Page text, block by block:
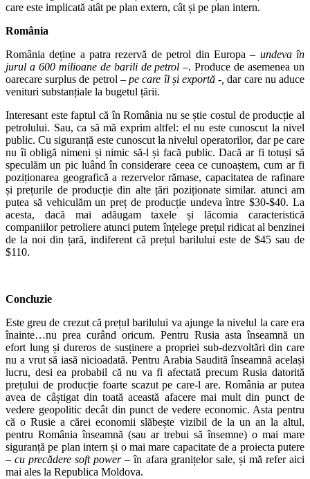
care este implicată atât pe plan extern, cât și pe plan intern.
România
România deține a patra rezervă de petrol din Europa– undeva în
jurul a 600 milioane de barili de petrol –. Produce de asemenea un
oarecare surplus de petrol – pe care îl și exportă -, dar care nu aduce
venituri substanțiale la bugetul țării.
Interesant este faptul că în România nu se știe costul de producție al
petrolului. Sau, ca să mă exprim altfel: el nu este cunoscut la nivel
public. Cu siguranță este cunoscut la nivelul operatorilor, dar pe care
nu îi obligă nimeni și nimic să-l și facă public. Dacă ar fi totuși să
speculăm un pic luând în considerare ceea ce cunoaștem, cum ar fi
poziționarea geografică a rezervelor rămase, capacitatea de rafinare
și prețurile de producție din alte țări poziționate similar. atunci am
putea să vehiculăm un preț de producție undeva între $30-$40. La
acesta, dacă mai adăugam taxele și lăcomia caracteristică
companiilor petroliere atunci putem înțelege prețul ridicat al benzinei
de la noi din țară, indiferent că prețul barilului este de $45 sau de
$110.
Concluzie
Este greu de crezut că prețul barilului va ajunge la nivelul la care era
înainte…nu prea curând oricum. Pentru Rusia asta înseamnă un
efort lung și dureros de susținere a propriei sub-dezvoltări din care
nu a vrut să iasă nicioadată. Pentru Arabia Saudită înseamnă același
lucru, desi ea probabil că nu va fi afectată precum Rusia datorită
prețului de producție foarte scazut pe care-l are. România ar putea
avea de câștigat din toată această afacere mai mult din punct de
vedere geopolitic decât din punct de vedere economic. Asta pentru
că o Rusie a cărei economii slăbește vizibil de la un an la altul,
pentru România înseamnă (sau ar trebui să însemne) o mai mare
siguranță pe plan intern și o mai mare capacitate de a proiecta putere
– cu precădere soft power – în afara granițelor sale, și mă refer aici
mai ales la Republica Moldova.